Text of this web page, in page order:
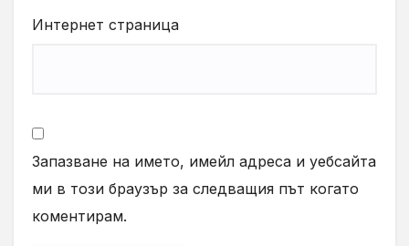
Интернет страница
Запазване на името, имейл адреса и уебсайта
ми в този браузър за следващия път когато
коментирам.